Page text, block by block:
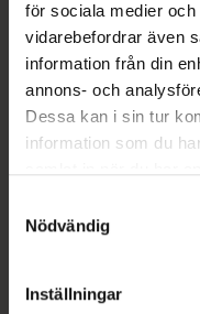
för sociala medier
vidarebefordrar även
information från din
annons- och
Dessa kan i sin tur
information som du
återkalla ditt samtycke
cookieinställningar.
lagligheten av
Nödvändig
Inställningar
Beskrivning
EAN:
Kronans Apotek finns
syd till Lappland i